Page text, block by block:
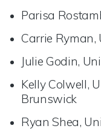
Parisa
Carrie Ryman,
Julie Godin,
Kelly Colwell,
Brunswick
Ryan Shea,